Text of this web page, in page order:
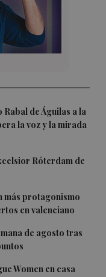
de Águilas a la
la voz y la mirada
Róterdam de
más protagonismo
en valenciano
de agosto tras
Women en casa